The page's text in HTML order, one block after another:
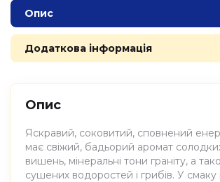
Опис
Додаткова інформація
Опис
Яскравий, соковитий, сповнений
має свіжий, бадьорий аромат
вишень, мінеральні тони граніту, а
сушених водоростей і грибів. У